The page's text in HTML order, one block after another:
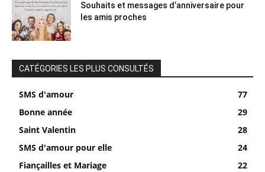
Souhaits et messages d’anniversaire pour
les amis proches
CATÉGORIES LES PLUS CONSULTÉS
SMS d'amour
77
Bonne année
29
Saint Valentin
28
SMS d'amour pour elle
24
Fiançailles et Mariage
22